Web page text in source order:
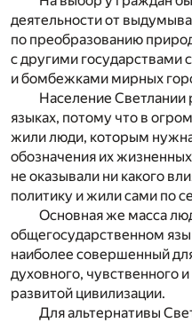
деятельности от
по преобразованию
с другими государствами
и бомбежками мирных
Население Светлании
языках, потому что в
жили люди, которым
обозначения их
не оказывали ни какого
политику и жили сами по
Основная же масса
общегосударственном
наиболее совершенный
духовного, чувственного
развитой цивилизации.
Для альтернативы